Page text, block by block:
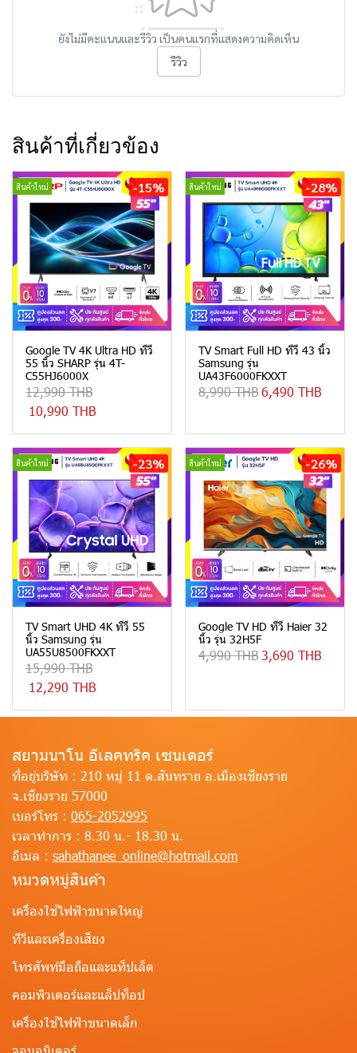
ยังไม่มีคะแนนและรีวิว เป็นคนแรกที่แสดงความคิดเห็น
รีวิว
สินค้าที่เกี่ยวข้อง
สินค้าใหม่ -15%
Google TV 4K Ultra HD ทีวี
55 นิ้ว SHARP รุ่น 4T-
C55HJ6000X
12,990 THB
10,990 THB
สินค้าใหม่ -28%
TV Smart Full HD ทีวี 43 นิ้ว
Samsung รุ่น
UA43F6000FKXXT
8,990 THB6,490 THB
สินค้าใหม่ -23%
TV Smart UHD 4K ทีวี 55
นิ้ว Samsung รุ่น
UA55U8500FKXXT
15,990 THB
12,290 THB
สินค้าใหม่ -26%
Google TV HD ทีวี Haier 32
นิ้ว รุ่น 32H5F
4,990 THB3,690 THB
สยามนาโน อีเลคทริค เซนเตอร์
ที่อยู่บริษัท : 210 หมู่ 11 ต.สันทราย อ.เมืองเชียงราย
จ.เชียงราย 57000
เบอร์โทร : 065-2052995
เวลาทำการ : 8.30 น.- 18.30 น.
อีเมล : sahathanee_online@hotmail.com
หมวดหมู่สินค้า
เครื่องใช้ไฟฟ้าขนาดใหญ่
ทีวีและเครื่องเสียง
โทรศัพท์มือถือและแท็ปเล็ต
คอมพิวเตอร์และแล็ปท็อป
เครื่องใช้ไฟฟ้าขนาดเล็ก